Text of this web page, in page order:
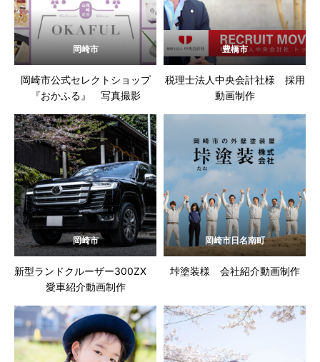
岡崎市
岡崎市公式セレクトショップ
『おかふる』 写真撮影
豊橋市
税理士法人中央会計社様 採用
動画制作
岡崎市
新型ランドクルーザー300ZX
愛車紹介動画制作
岡崎市日名南町
垰塗装様 会社紹介動画制作